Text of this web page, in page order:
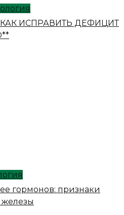
ИСПРАВИТЬ ДЕФИЦИТ
гормонов: признаки